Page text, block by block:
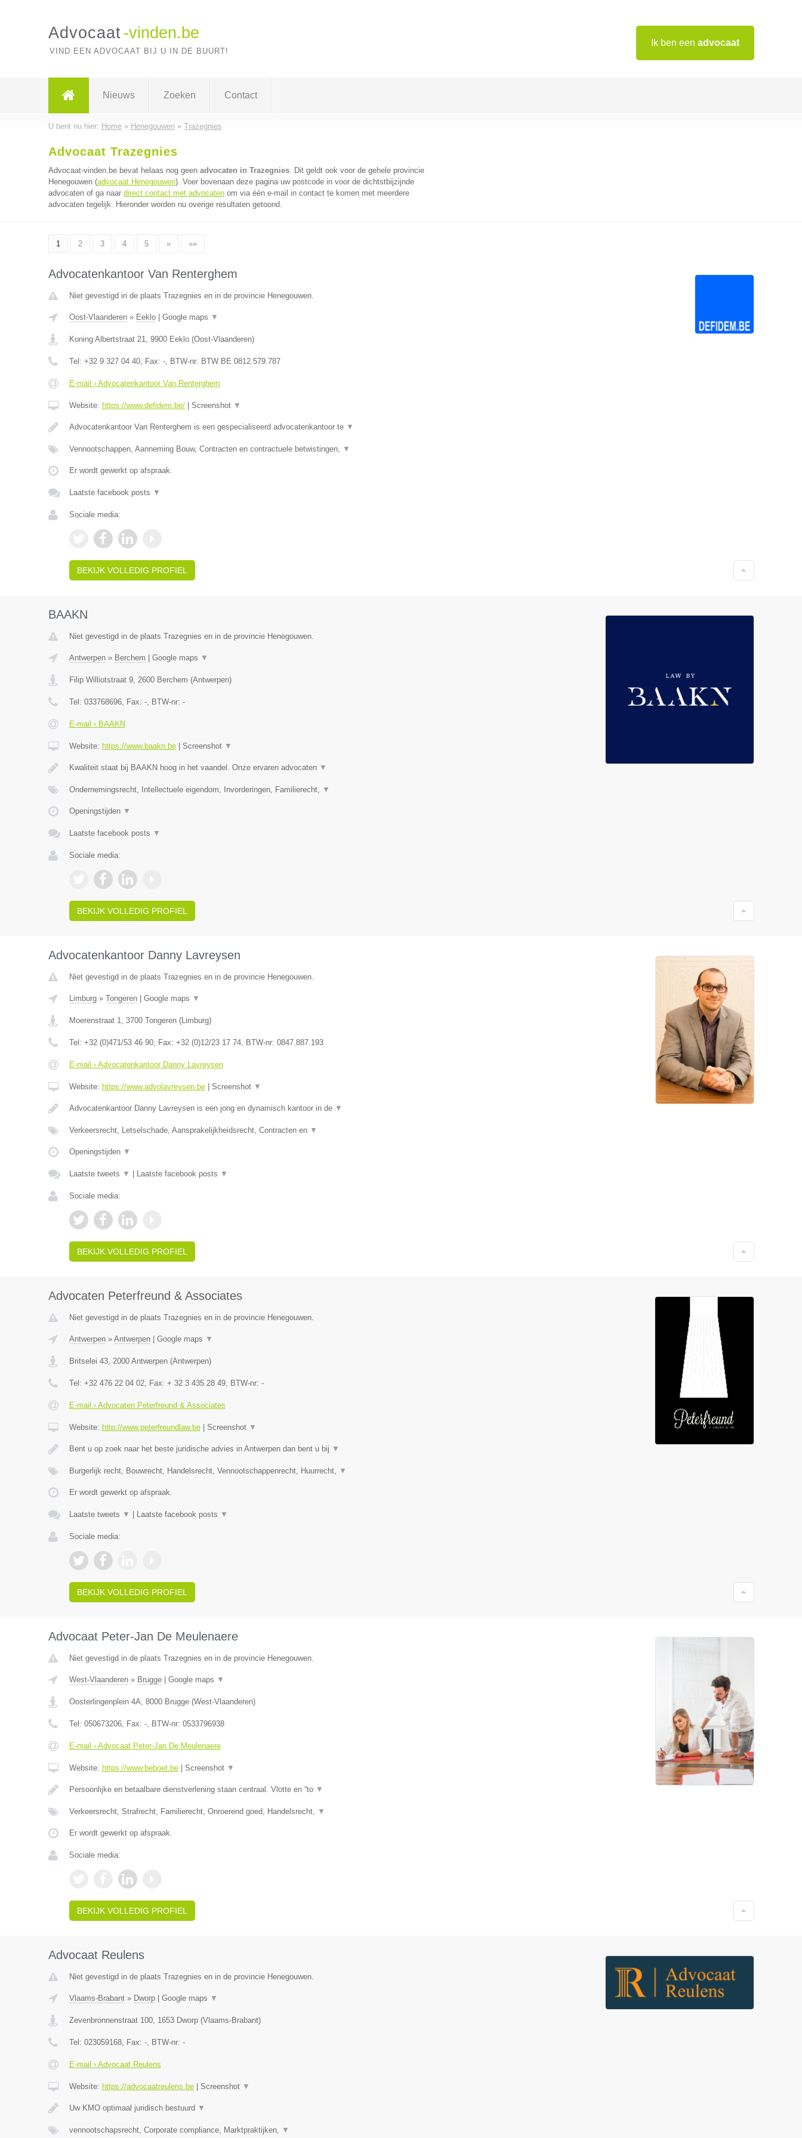
Ik ben een advocaat
Advocaat -vinden.be
VIND EEN ADVOCAAT BIJ U IN DE BUURT!
Nieuws Zoeken Contact
U bent nu hier: Home» Henegouwen» Trazegnies
Advocaat Trazegnies
Advocaat-vinden.be bevat helaas nog geen advocaten in Trazegnies. Dit geldt ook voor de gehele provincie
Henegouwen (advocaat Henegouwen). Voer bovenaan deze pagina uw postcode in voor de dichtstbijzijnde
advocaten of ga naar direct contact met advocatenom via één e-mail in contact te komen met meerdere
advocaten tegelijk. Hieronder worden nu overige resultaten getoond.
1 2 3 4 5 » »»
Advocatenkantoor Van Renterghem
Niet gevestigd in de plaats Trazegnies en in de provincie Henegouwen.
Oost-Vlaanderen» Eeklo| Google maps ▼
Koning Albertstraat 21, 9900 Eeklo(Oost-Vlaanderen)
Tel: +32 9 327 04 40, Fax: -, BTW-nr: BTW BE 0812.579.787
E-mail › Advocatenkantoor Van Renterghem
Website: https://www.defidem.be/| Screenshot ▼
Advocatenkantoor Van Renterghem is een gespecialiseerd advocatenkantoor te ▼
Vennootschappen, Aanneming Bouw, Contracten en contractuele betwistingen, ▼
Er wordt gewerkt op afspraak.
Laatste facebook posts ▼
Sociale media:
BEKIJK VOLLEDIG PROFIEL
BAAKN
Niet gevestigd in de plaats Trazegnies en in de provincie Henegouwen.
Antwerpen» Berchem Google maps ▼
Filip Williotstraat 9, 2600 Berchem (Antwerpen)
Tel: 033768696, Fax: -, BTW-nr: -
E-mail › BAAKN
Website: https://www.baakn.be| Screenshot ▼
Kwaliteit staat bij BAAKN hoog in het vaandel. Onze ervaren advocaten ▼
Ondernemingsrecht, Intellectuele eigendom, Invorderingen, Familierecht, ▼
Openingstijden ▼
Laatste facebook posts ▼
Sociale media:
BEKIJK VOLLEDIG PROFIEL
Advocatenkantoor Danny Lavreysen
Niet gevestigd in de plaats Trazegnies en in de provincie Henegouwen.
Limburg» Tongeren| Google maps ▼
Moerenstraat 1, 3700 Tongeren(Limburg)
Tel: +32 (0)471/53 46 90, Fax: +32 (0)12/23 17 74, BTW-nr: 0847.887.193
E-mail › Advocatenkantoor Danny Lavreysen
Website: https://www.advolavreysen.be| Screenshot ▼
Advocatenkantoor Danny Lavreysen is een jong en dynamisch kantoor in de ▼
Verkeersrecht, Letselschade, Aansprakelijkheidsrecht, Contracten en ▼
Openingstijden ▼
Laatste tweets ▼ Laatste facebook posts ▼
Sociale media:
BEKIJK VOLLEDIG PROFIEL
Advocaten Peterfreund & Associates
Niet gevestigd in de plaats Trazegnies en in de provincie Henegouwen.
Antwerpen» Antwerpen| Google maps ▼
Britselei 43, 2000 Antwerpen(Antwerpen)
Tel: +32 476 22 04 02, Fax: + 32 3 435 28 49, BTW-nr: -
E-mail › Advocaten Peterfreund & Associates
Website: http://www.peterfreundlaw.be| Screenshot ▼
Bent u op zoek naar het beste juridische advies in Antwerpen dan bent u bij ▼
Burgerlijk recht, Bouwrecht, Handelsrecht, Vennootschappenrecht, Huurrecht, ▼
Er wordt gewerkt op afspraak.
Laatste tweets ▼ Laatste facebook posts ▼
Sociale media:
BEKIJK VOLLEDIG PROFIEL
Advocaat Peter-Jan De Meulenaere
Niet gevestigd in de plaats Trazegnies en in de provincie Henegouwen.
West-Vlaanderen» Brugge| Google maps ▼
Oosterlingenplein 4A, 8000 Brugge(West-Vlaanderen)
Tel: 050673206, Fax: -, BTW-nr: 0533796938
E-mail › Advocaat Peter-Jan De Meulenaere
Website: https://www.beboet.be| Screenshot ▼
Persoonlijke en betaalbare dienstverlening staan centraal. Vlotte en “to ▼
Verkeersrecht, Strafrecht, Familierecht, Onroerend goed, Handelsrecht, ▼
Er wordt gewerkt op afspraak.
Sociale media:
BEKIJK VOLLEDIG PROFIEL
Advocaat Reulens
Niet gevestigd in de plaats Trazegnies en in de provincie Henegouwen.
Vlaams-Brabant» Dworp| Google maps ▼
Zevenbronnenstraat 100, 1653 Dworp(Vlaams-Brabant)
Tel: 023059168, Fax: -, BTW-nr: -
E-mail › Advocaat Reulens
Website: https://advocaatreulens.be| Screenshot ▼
Uw KMO optimaal juridisch bestuurd ▼
vennootschapsrecht, Corporate compliance, Marktpraktijken, ▼